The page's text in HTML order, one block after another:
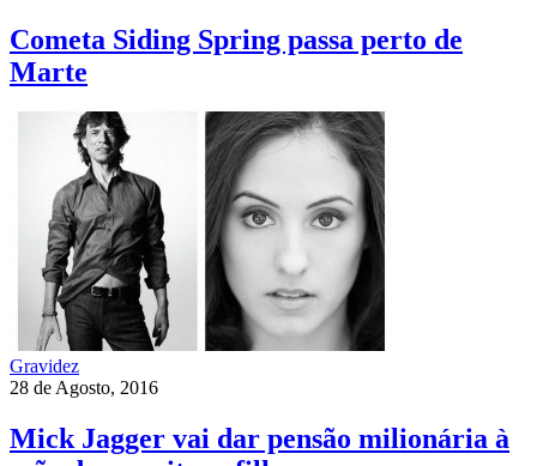
Cometa Siding Spring passa perto de
Marte
Gravidez
28 de Agosto, 2016
Mick Jagger vai dar pensão milionária à